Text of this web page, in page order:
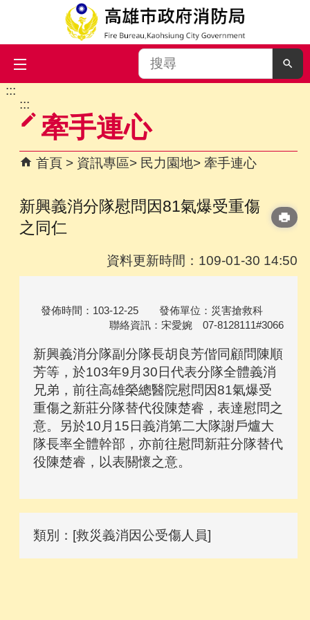
跳到主要內容區塊
搜
尋
:::
:::
牽手連心
首頁 資訊專區 民力園地 牽手連心
新興義消分隊慰問因81氣爆受重傷
之同仁
資料更新時間：109-01-30 14:50
發佈時間：103-12-25 發佈單位：災害搶救科
聯絡資訊：宋愛婉 07-8128111#3066
新興義消分隊副分隊長胡良芳偕同顧問陳順
芳等，於103年9月30日代表分隊全體義消
兄弟，前往高雄榮總醫院慰問因81氣爆受
重傷之新莊分隊替代役陳楚睿，表達慰問之
意。另於10月15日義消第二大隊謝戶爐大
隊長率全體幹部，亦前往慰問新莊分隊替代
役陳楚睿，以表關懷之意。
類別：[救災義消因公受傷人員]